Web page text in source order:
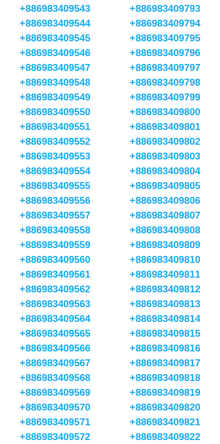
+886983409543
+886983409544
+886983409545
+886983409546
+886983409547
+886983409548
+886983409549
+886983409550
+886983409551
+886983409552
+886983409553
+886983409554
+886983409555
+886983409556
+886983409557
+886983409558
+886983409559
+886983409560
+886983409561
+886983409562
+886983409563
+886983409564
+886983409565
+886983409566
+886983409567
+886983409568
+886983409569
+886983409570
+886983409571
+886983409572
+886983409793
+886983409794
+886983409795
+886983409796
+886983409797
+886983409798
+886983409799
+886983409800
+886983409801
+886983409802
+886983409803
+886983409804
+886983409805
+886983409806
+886983409807
+886983409808
+886983409809
+886983409810
+886983409811
+886983409812
+886983409813
+886983409814
+886983409815
+886983409816
+886983409817
+886983409818
+886983409819
+886983409820
+886983409821
+886983409822